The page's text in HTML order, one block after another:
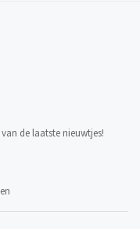
de laatste nieuwtjes!